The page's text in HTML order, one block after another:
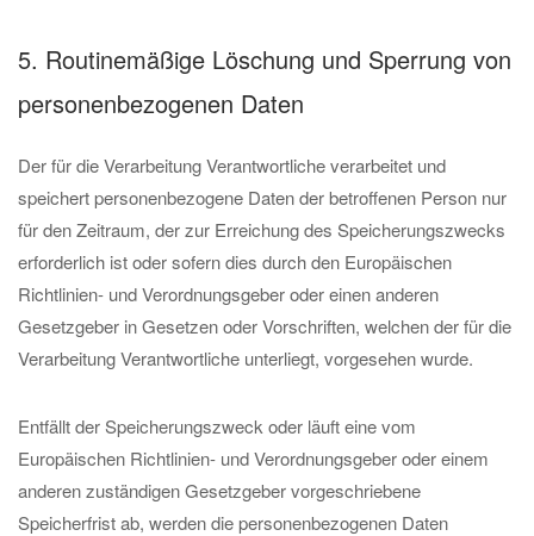
5. Routinemäßige Löschung und Sperrung von
personenbezogenen Daten
Der für die Verarbeitung Verantwortliche verarbeitet und
speichert personenbezogene Daten der betroffenen Person nur
für den Zeitraum, der zur Erreichung des Speicherungszwecks
erforderlich ist oder sofern dies durch den Europäischen
Richtlinien- und Verordnungsgeber oder einen anderen
Gesetzgeber in Gesetzen oder Vorschriften, welchen der für die
Verarbeitung Verantwortliche unterliegt, vorgesehen wurde.
Entfällt der Speicherungszweck oder läuft eine vom
Europäischen Richtlinien- und Verordnungsgeber oder einem
anderen zuständigen Gesetzgeber vorgeschriebene
Speicherfrist ab, werden die personenbezogenen Daten